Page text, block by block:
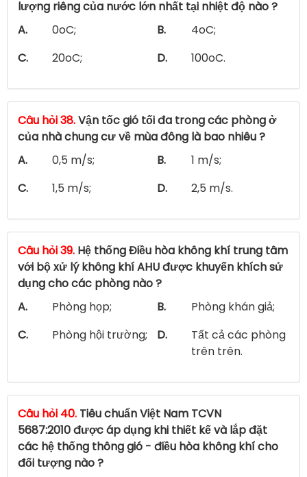
lượng riêng của nước lớn nhất tại nhiệt độ nào ?
A.
0oC; B.
4oC;
C.
20oC; D. 100oC.
Câu hỏi 38.Vận tốc gió tối đa trong các phòng ở
của nhà chung cư về mùa đông là bao nhiêu ?
A.
0,5 m/s; B.
1 m/s;
C.
1,5 m/s; D. 2,5 m/s.
Câu hỏi 39. Hệ thống Điều hòa không khí trung tâm
với bộ xử lý không khí AHU được khuyến khích sử
dụng cho các phòng nào ?
A.
Phòng họp; B.
Phòng khán giả;
C.
Phòng hội trường; D.
Tất cả các phòng
trên trên.
Câu hỏi 40. Tiêu chuẩn Việt Nam TCVN
5687:2010 được áp dụng khi thiết kế và lắp đặt
các hệ thống thông gió - điều hòa không khí cho
đối tượng nào ?